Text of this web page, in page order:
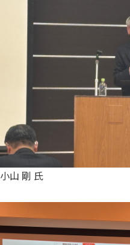
小山 剛 氏